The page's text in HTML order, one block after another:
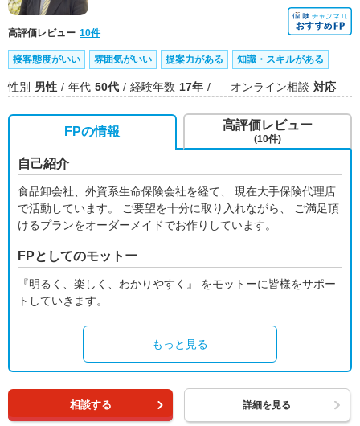
高評価レビュー 10件
接客態度がいい 雰囲気がいい 提案力がある 知識・スキルがある
性別 男性 年代 50代 経験年数 17年 オンライン相談 対応
FPの情報
自己紹介
食品卸会社、外資系生命保険会社を経て、 現在大手保険代理店
で活動しています。 ご要望を十分に取り入れながら、 ご満足頂
けるプランをオーダーメイドでお作りしています。
FPとしてのモットー
『明るく、楽しく、わかりやすく』 をモットーに皆様をサポー
トしていきます。
もっと見る
高評価レビュー
(10件)
相談する 詳細を見る